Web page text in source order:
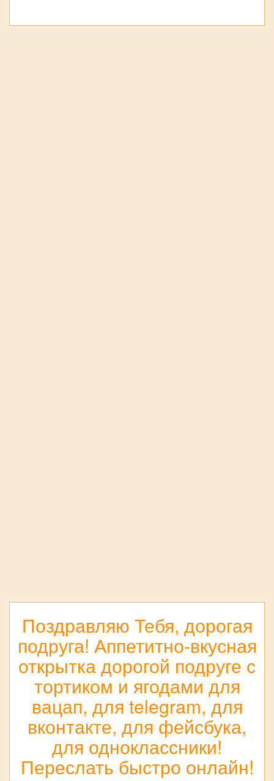
Поздравляю Тебя, дорогая
подруга! Аппетитно-вкусная
открытка дорогой подруге с
тортиком и ягодами для
вацап, для telegram, для
вконтакте, для фейсбука,
для одноклассники!
Переслать быстро онлайн!